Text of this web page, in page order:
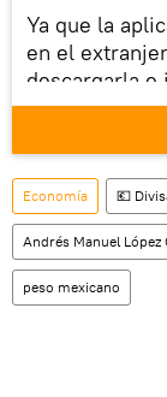
Ya que la
en el
descargarla
móvil (¡solo
También
social rusa VK
Economía 💶
Andrés Manuel López
peso mexicano